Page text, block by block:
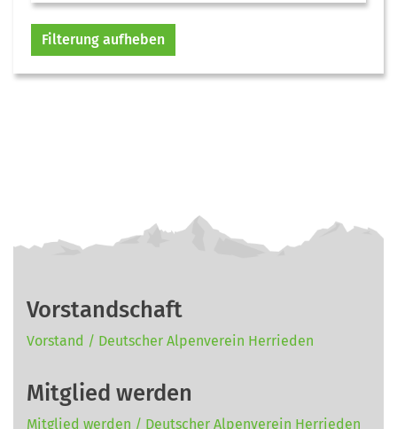
Filterung aufheben
Vorstandschaft
Vorstand / Deutscher Alpenverein Herrieden
Mitglied werden
Mitglied werden / Deutscher Alpenverein Herrieden